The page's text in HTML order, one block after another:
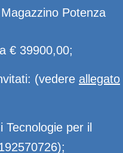
Potenza
€ 39900,00;
(vedere allegato
per il